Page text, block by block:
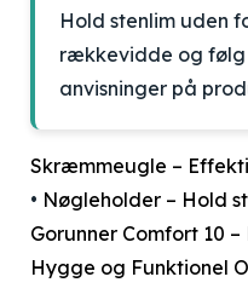
Hold stenlim uden
rækkevidde og
anvisninger på
Skræmmeugle –
• Nøgleholder – Hold
Gorunner Comfort 10
Hygge og Funktionel